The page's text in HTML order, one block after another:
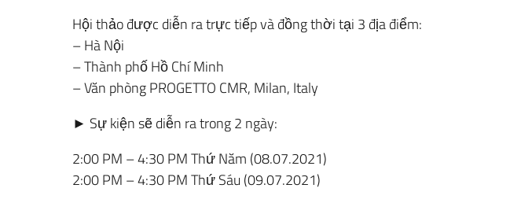
Hội thảo được diễn ra trực tiếp và đồng thời tại 3 địa điểm:
– Hà Nội
– Thành phố Hồ Chí Minh
– Văn phòng PROGETTO CMR, Milan, Italy
► Sự kiện sẽ diễn ra trong 2 ngày:
2:00 PM – 4:30 PM Thứ Năm (08.07.2021)
2:00 PM – 4:30 PM Thứ Sáu (09.07.2021)